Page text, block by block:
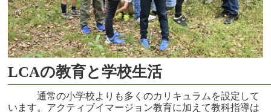
LCAの教育と学校生活
通常の小学校よりも多くのカリキュラムを設定して
います。アクティブイマージョン教育に加えて教科指導は